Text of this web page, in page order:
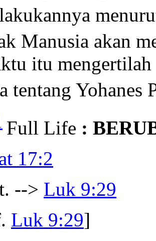
Manusia akan
itu
tentang Yohanes
Full Life :
17:2
--> Luk 9:29
Luk 9:29]